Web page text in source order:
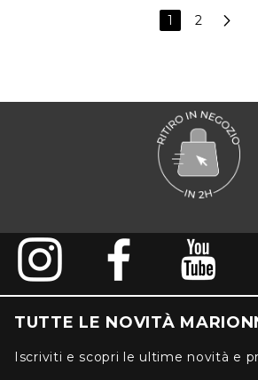
1 2
TUTTE LE NOVITÀ
Iscriviti e scopri le ultime novità e